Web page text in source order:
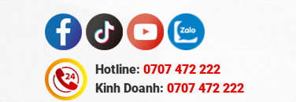
Hotline: 0707 472 222
Kinh Doanh: 0707 472 222